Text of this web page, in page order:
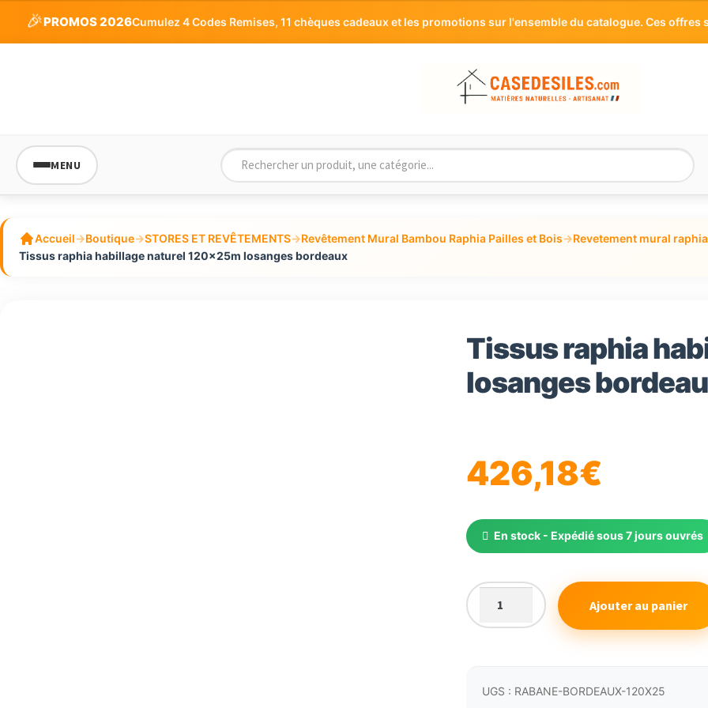
🎉PROMOS 2026Cumulez 4 Codes Remises, 11 chèques cadeaux et les promotions sur l'ensemble du catalogue. Ces
MENU
Accueil→Boutique→STORES ET REVÊTEMENTS→Revêtement Mural Bambou Raphia Pailles et Bois→Revetement mural
Tissus raphia habillage naturel 120x25m losanges bordeaux
Tissus raphia
losanges
426,18€
En stock - Expédié sous 7 jours ouvrés
quantité
de
habillage
Ajouter au panier
UGS : RABANE-BORDEAUX-120X25